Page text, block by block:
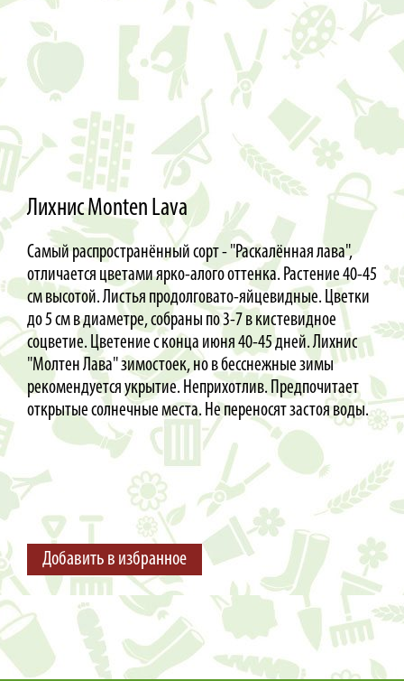
Лихнис Monten Lava
Самый распространённый сорт - "Раскалённая лава",
отличается цветами ярко-алого оттенка. Растение 40-45
см высотой. Листья продолговато-яйцевидные. Цветки
до 5 см в диаметре, собраны по 3-7 в кистевидное
соцветие. Цветение с конца июня 40-45 дней. Лихнис
"Молтен Лава" зимостоек, но в бесснежные зимы
рекомендуется укрытие. Неприхотлив. Предпочитает
открытые солнечные места. Не переносят застоя воды.
Добавить в избранное